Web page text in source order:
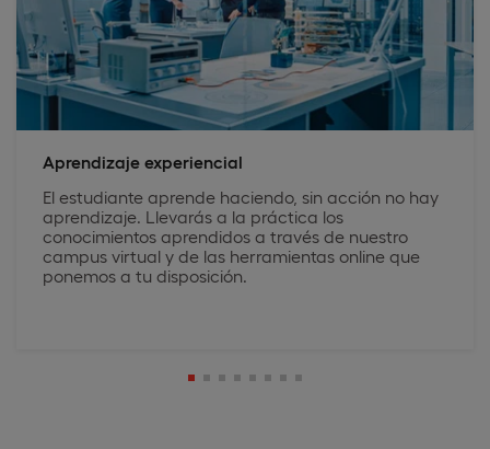
Aprendizaje experiencial
El estudiante aprende haciendo, sin acción no hay
aprendizaje. Llevarás a la práctica los
conocimientos aprendidos a través de nuestro
campus virtual y de las herramientas online que
ponemos a tu disposición.